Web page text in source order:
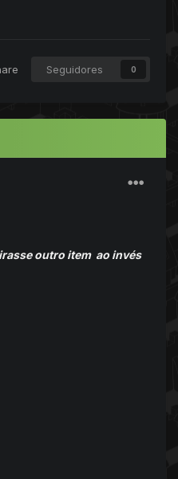
Seguidores 0
outro item ao invés